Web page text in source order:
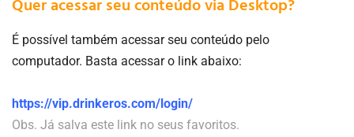
Quer acessar seu conteúdo via Desktop?
É possível também acessar seu conteúdo pelo
computador. Basta acessar o link abaixo:
https://vip.drinkeros.com/login/
Obs. Já salva este link no seus favoritos.